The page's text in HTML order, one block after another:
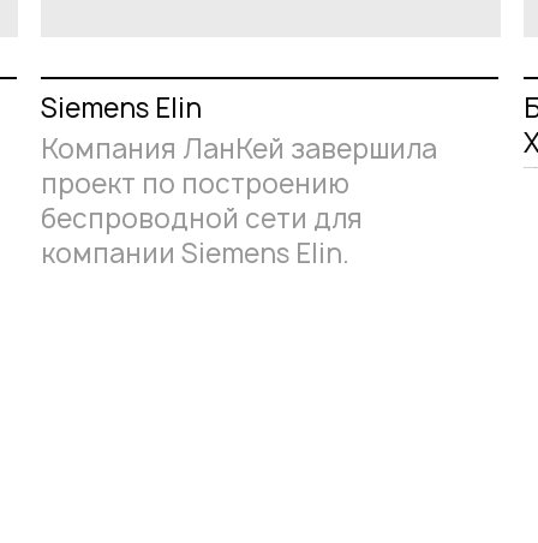
Siemens Elin
Компания ЛанКей завершила
проект по построению
беспроводной сети для
компании Siemens Elin.